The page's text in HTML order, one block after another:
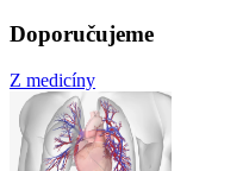
Doporučujeme
Z medicíny